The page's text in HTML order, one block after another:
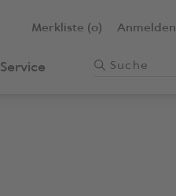
Merkliste (0) Anmelden
Service